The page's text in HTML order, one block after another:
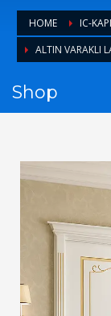
1 Login or
2 Review
3 Payment &
If you still have
email to
Mon-Fri 9:00AM -
Sundays by
HOME IC-
ALTIN VARAKLI
Shop